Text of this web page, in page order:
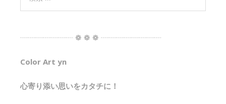
┈┈┈┈┈┈┈ ❁ ❁ ❁ ┈┈┈┈┈┈┈┈
Color Art yn
心寄り添い思いをカタチに！